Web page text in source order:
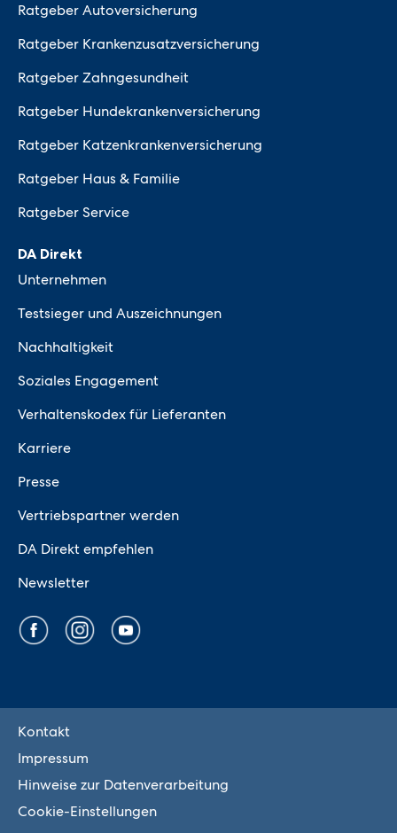
Ratgeber Autoversicherung
Ratgeber Krankenzusatzversicherung
Ratgeber Zahngesundheit
Ratgeber Hundekrankenversicherung
Ratgeber Katzenkrankenversicherung
Ratgeber Haus & Familie
Ratgeber Service
DA Direkt
Unternehmen
Testsieger und Auszeichnungen
Nachhaltigkeit
Soziales Engagement
Verhaltenskodex für Lieferanten
Karriere
Presse
Vertriebspartner werden
DA Direkt empfehlen
Newsletter
Kontakt
Impressum
Hinweise zur Datenverarbeitung
Cookie-Einstellungen